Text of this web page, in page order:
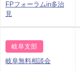
FPフォーラムin多治
見
岐阜支部
岐阜無料相談会